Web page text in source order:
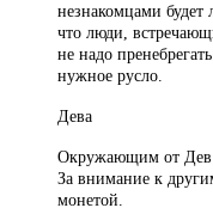
незнакомцами будет
что люди,
не надо
нужное русло.
Дева
Окружающим от Дев
За внимание к
монетой.